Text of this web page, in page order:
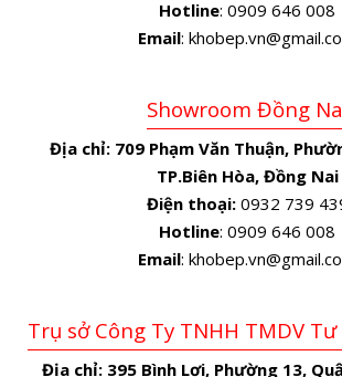
Hotline: 0909 646 008
Email:
Showroom Đồng
Địa chỉ: 709 Phạm Văn Thuận,
TP.Biên Hòa, Đồng Nai
Điện thoại:0932 739
Hotline: 0909 646 008
Email:
Trụ sở Công Ty TNHH TMDV Tư
Địa chỉ: 395 Bình Lợi, Phường 13,